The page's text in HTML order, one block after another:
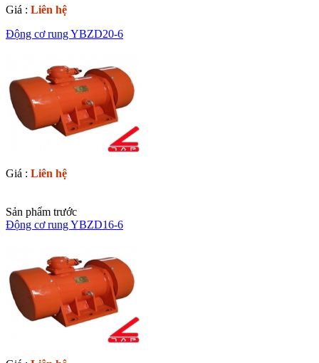
Giá : Liên hệ
Động cơ rung YBZD20-6
Giá : Liên hệ
Sản phẩm trước
Động cơ rung YBZD16-6